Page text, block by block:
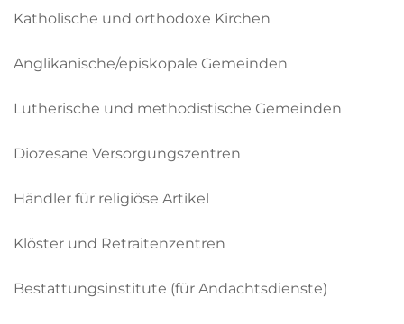
Katholische und orthodoxe Kirchen
Anglikanische/episkopale Gemeinden
Lutherische und methodistische Gemeinden
Diozesane Versorgungszentren
Händler für religiöse Artikel
Klöster und Retraitenzentren
Bestattungsinstitute (für Andachtsdienste)